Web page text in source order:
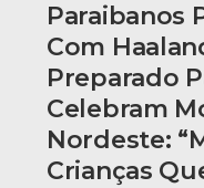
Paraibanos
Com
Preparado
Celebram
Nordeste:
Crianças